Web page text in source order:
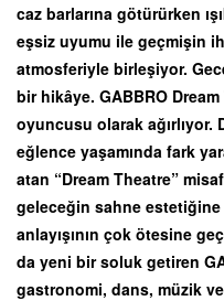
caz barlarına götürürken
eşsiz uyumu ile geçmişin
atmosferiyle birleşiyor.
bir hikâye. GABBRO
oyuncusu olarak
eğlence yaşamında fark
atan “Dream Theatre”
geleceğin sahne
anlayışının çok ötesine
da yeni bir soluk getiren
gastronomi, dans, müzik